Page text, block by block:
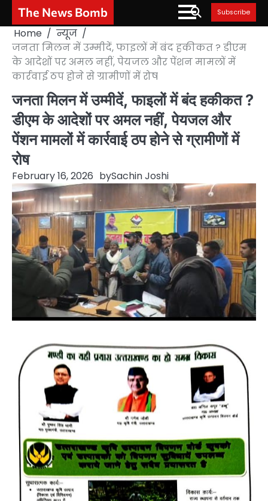
Skip
content
The News Bomb Subscribe
Home
न्यूज
जनता मिलन में उम्मीदें, फाइलों में बंद हकीकत ? डीएम
के आदेशों पर अमल नहीं, पेयजल और पेंशन मामलों में
कार्रवाई ठप होने से ग्रामीणों में रोष
जनता मिलन में उम्मीदें, फाइलों में बंद हकीकत ?
डीएम के आदेशों पर अमल नहीं, पेयजल और
पेंशन मामलों में कार्रवाई ठप होने से ग्रामीणों में
रोष
February 16, 2026 bySachin Joshi